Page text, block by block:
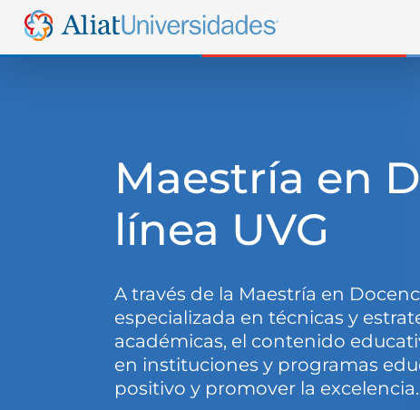
Maestría en
línea UVG
A través de la Maestría en
especializada en técnicas y
académicas, el contenido
en instituciones y programas
positivo y promover la excelencia.